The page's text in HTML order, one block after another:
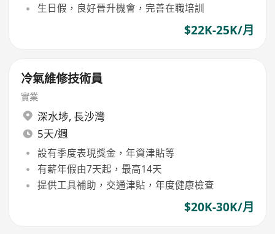
生日假，良好晉升機會，完善在職培訓
$22K-25K/月
冷氣維修技術員
實業
深水埗, 長沙灣
5天/週
設有季度表現獎金，年資津貼等
有薪年假由7天起，最高14天
提供工具補助，交通津貼，年度健康檢查
$20K-30K/月